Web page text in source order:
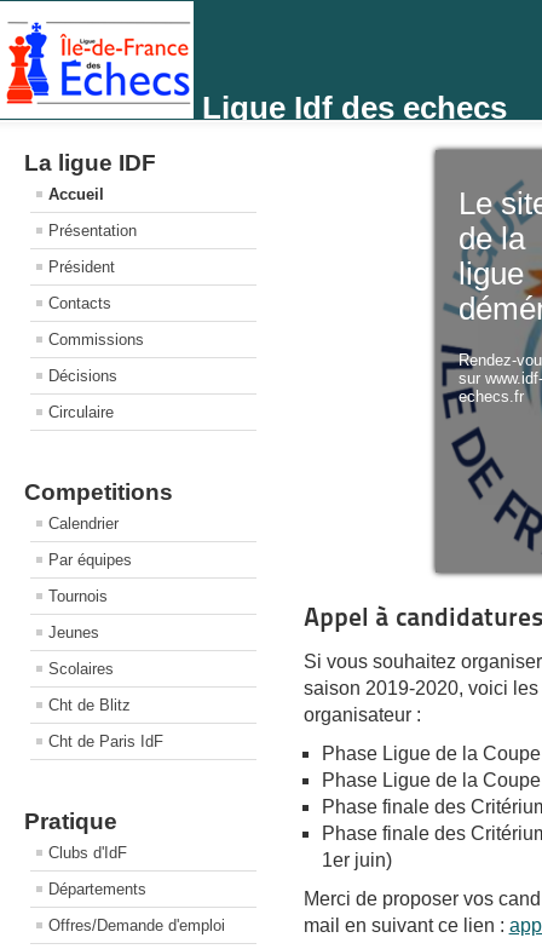
Ligue Idf des echecs
La ligue IDF
Accueil
Présentation
Président
Contacts
Commissions
Décisions
Circulaire
Competitions
Calendrier
Par équipes
Tournois
Jeunes
Scolaires
Cht de Blitz
Cht de Paris IdF
Pratique
Clubs d'IdF
Départements
Offres/Demande d'emploi
Le
de la
ligue
Rendez-
sur
echecs.fr
Appel à
Si vous souhaitez
saison 2019-2020, voici
organisateur :
Phase Ligue de la
Phase Ligue de la
Phase finale des
Phase finale des
1er juin)
Merci de proposer vos
mail en suivant ce lien :